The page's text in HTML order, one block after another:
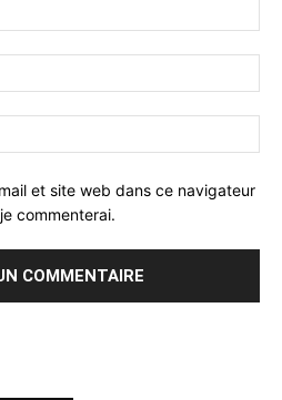
et site web dans ce navigateur
commenterai.